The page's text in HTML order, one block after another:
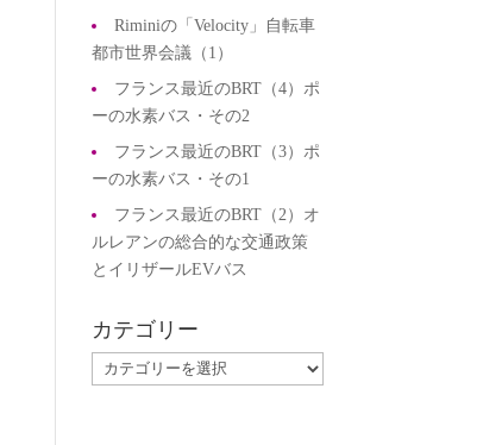
Riminiの「Velocity」自転車
都市世界会議（1）
フランス最近のBRT（4）ポ
ーの水素バス・その2
フランス最近のBRT（3）ポ
ーの水素バス・その1
フランス最近のBRT（2）オ
ルレアンの総合的な交通政策
とイリザールEVバス
カテゴリー
カ